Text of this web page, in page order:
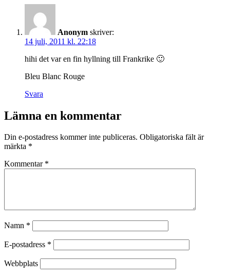
Anonym skriver:
14 juli, 2011 kl. 22:18
hihi det var en fin hyllning till Frankrike 🙂
Bleu Blanc Rouge
Svara
Lämna en kommentar
Din e-postadress kommer inte publiceras. Obligatoriska fält är
märkta *
Kommentar *
Namn *
E-postadress *
Webbplats